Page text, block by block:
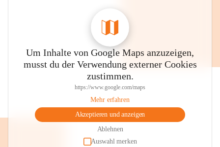
Um Inhalte von Google Maps anzuzeigen,
musst du der Verwendung externer Cookies
zustimmen.
https://www.google.com/maps
Mehr erfahren
Akzeptieren und anzeigen
Ablehnen
Auswahl merken